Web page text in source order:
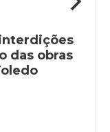
das obras